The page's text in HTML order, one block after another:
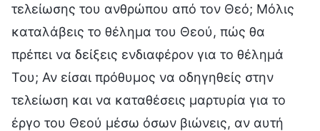
τελείωσης του ανθρώπου από τον Θεό; Μόλις
καταλάβεις το θέλημα του Θεού, πώς θα
πρέπει να δείξεις ενδιαφέρον για το θέλημά
Του; Αν είσαι πρόθυμος να οδηγηθείς στην
τελείωση και να καταθέσεις μαρτυρία για το
έργο του Θεού μέσω όσων βιώνεις, αν αυτή